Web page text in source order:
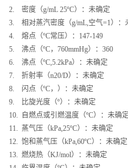
2.
密度（g/mL 25ºC）： 未确定
3.
相对蒸汽密度（g/mL,空气=1）：
4.
熔点（ºC常压）： 147-149
5.
沸点（ºC， 760mmHg）： 360
6.
沸点（ºC,5.2kPa）： 未确定
7.
折射率（n20/D）： 未确定
8.
闪点（ºC， ）： 未确定
9.
比旋光度（º）： 未确定
10.
自燃点或引燃温度（ºC）： 未确定
11. 蒸气压（kPa,25ºC）： 未确定
12. 饱和蒸气压（kPa,60ºC）： 未确定
13. 燃烧热（KJ/mol）： 未确定